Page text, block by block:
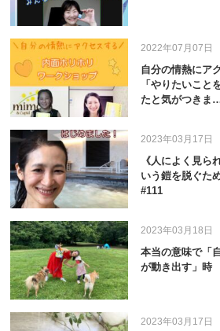
2022年07月07日
自分の情熱にア
「やりたいこと
たと気がつきま
2023年03月17日
《人によく見ら
いう鎧を脱ぐた
#111
2023年03月18日
本当の意味で「
が動き出す」時
2023年03月17日